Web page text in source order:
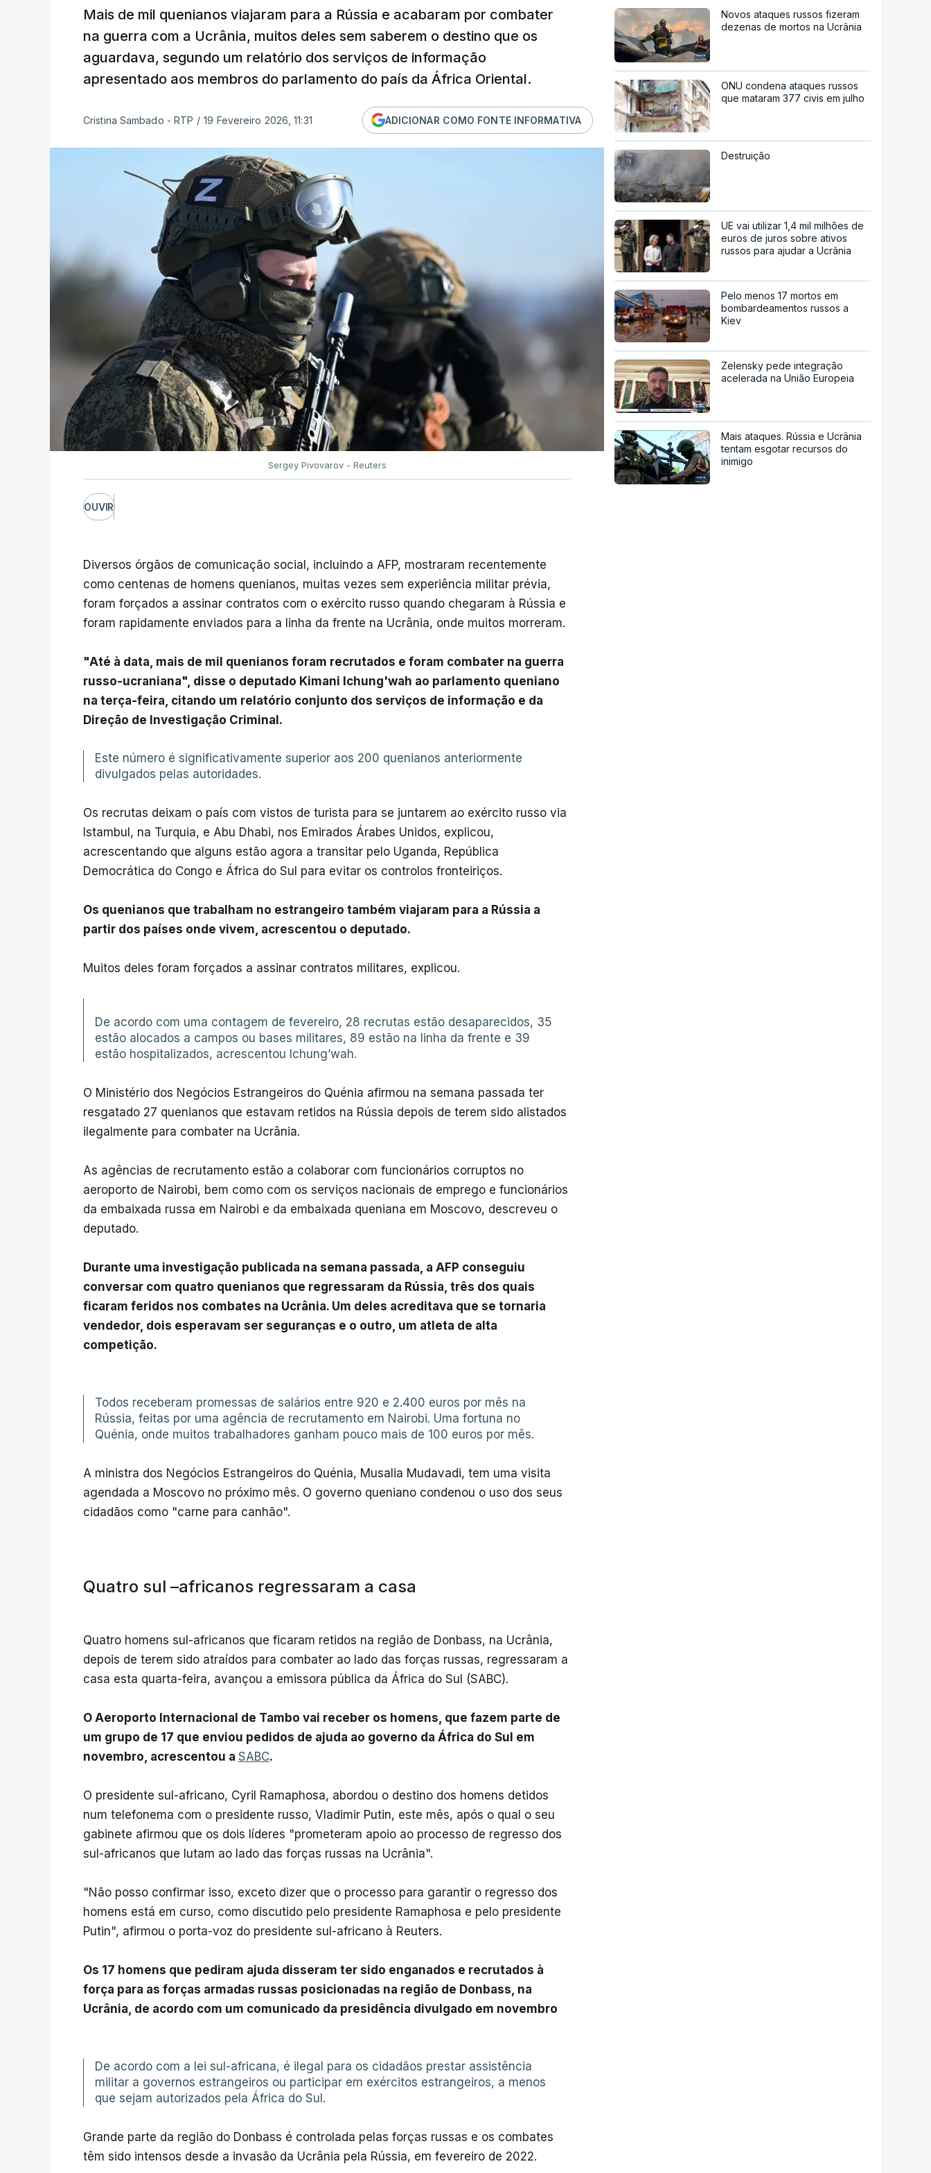
Mais de mil quenianos viajaram para a Rússia e acabaram por combater
na guerra com a Ucrânia, muitos deles sem saberem o destino que os
aguardava, segundo um relatório dos serviços de informação
apresentado aos membros do parlamento do país da África Oriental.
Cristina Sambado - RTP / 19 Fevereiro 2026, 11:31 ADICIONAR COMO FONTE INFORMATIVA
Sergey Pivovarov - Reuters
OUVIR
Diversos órgãos de comunicação social, incluindo a AFP, mostraram recentemente
como centenas de homens quenianos, muitas vezes sem experiência militar prévia,
foram forçados a assinar contratos com o exército russo quando chegaram à Rússia e
foram rapidamente enviados para a linha da frente na Ucrânia, onde muitos morreram.
"Até à data, mais de mil quenianos foram recrutados e foram combater na guerra
russo-ucraniana", disse o deputado Kimani Ichung'wah ao parlamento queniano
na terça-feira, citando um relatório conjunto dos serviços de informação e da
Direção de Investigação Criminal.
Este número é significativamente superior aos 200 quenianos anteriormente
divulgados pelas autoridades.
Os recrutas deixam o país com vistos de turista para se juntarem ao exército russo via
Istambul, na Turquia, e Abu Dhabi, nos Emirados Árabes Unidos, explicou,
acrescentando que alguns estão agora a transitar pelo Uganda, República
Democrática do Congo e África do Sul para evitar os controlos fronteiriços.
Os quenianos que trabalham no estrangeiro também viajaram para a Rússia a
partir dos países onde vivem, acrescentou o deputado.
Muitos deles foram forçados a assinar contratos militares, explicou.
De acordo com uma contagem de fevereiro, 28 recrutas estão desaparecidos, 35
estão alocados a campos ou bases militares, 89 estão na linha da frente e 39
estão hospitalizados, acrescentou Ichung’wah.
O Ministério dos Negócios Estrangeiros do Quénia afirmou na semana passada ter
resgatado 27 quenianos que estavam retidos na Rússia depois de terem sido alistados
ilegalmente para combater na Ucrânia.
As agências de recrutamento estão a colaborar com funcionários corruptos no
aeroporto de Nairobi, bem como com os serviços nacionais de emprego e funcionários
da embaixada russa em Nairobi e da embaixada queniana em Moscovo, descreveu o
deputado.
Durante uma investigação publicada na semana passada, a AFP conseguiu
conversar com quatro quenianos que regressaram da Rússia, três dos quais
ficaram feridos nos combates na Ucrânia. Um deles acreditava que se tornaria
vendedor, dois esperavam ser seguranças e o outro, um atleta de alta
competição.
Todos receberam promessas de salários entre 920 e 2.400 euros por mês na
Rússia, feitas por uma agência de recrutamento em Nairobi. Uma fortuna no
Quénia, onde muitos trabalhadores ganham pouco mais de 100 euros por mês.
A ministra dos Negócios Estrangeiros do Quénia, Musalia Mudavadi, tem uma visita
agendada a Moscovo no próximo mês. O governo queniano condenou o uso dos seus
cidadãos como "carne para canhão".
Quatro sul –africanos regressaram a casa
Quatro homens sul-africanos que ficaram retidos na região de Donbass, na Ucrânia,
depois de terem sido atraídos para combater ao lado das forças russas, regressaram a
casa esta quarta-feira, avançou a emissora pública da África do Sul (SABC).
O Aeroporto Internacional de Tambo vai receber os homens, que fazem parte de
um grupo de 17 que enviou pedidos de ajuda ao governo da África do Sul em
novembro, acrescentou a SABC.
O presidente sul-africano, Cyril Ramaphosa, abordou o destino dos homens detidos
num telefonema com o presidente russo, Vladimir Putin, este mês, após o qual o seu
gabinete afirmou que os dois líderes "prometeram apoio ao processo de regresso dos
sul-africanos que lutam ao lado das forças russas na Ucrânia".
"Não posso confirmar isso, exceto dizer que o processo para garantir o regresso dos
homens está em curso, como discutido pelo presidente Ramaphosa e pelo presidente
Putin", afirmou o porta-voz do presidente sul-africano à Reuters.
Os 17 homens que pediram ajuda disseram ter sido enganados e recrutados à
força para as forças armadas russas posicionadas na região de Donbass, na
Ucrânia, de acordo com um comunicado da presidência divulgado em novembro
De acordo com a lei sul-africana, é ilegal para os cidadãos prestar assistência
militar a governos estrangeiros ou participar em exércitos estrangeiros, a menos
que sejam autorizados pela África do Sul.
Grande parte da região do Donbass é controlada pelas forças russas e os combates
têm sido intensos desde a invasão da Ucrânia pela Rússia, em fevereiro de 2022.
Novos ataques russos fizeram
dezenas de mortos na Ucrânia
ONU condena ataques russos
que mataram 377 civis em julho
Destruição
UE vai utilizar 1,4 mil milhões de
euros de juros sobre ativos
russos para ajudar a Ucrânia
Pelo menos 17 mortos em
bombardeamentos russos a
Kiev
Zelensky pede integração
acelerada na União Europeia
Mais ataques. Rússia e Ucrânia
tentam esgotar recursos do
inimigo